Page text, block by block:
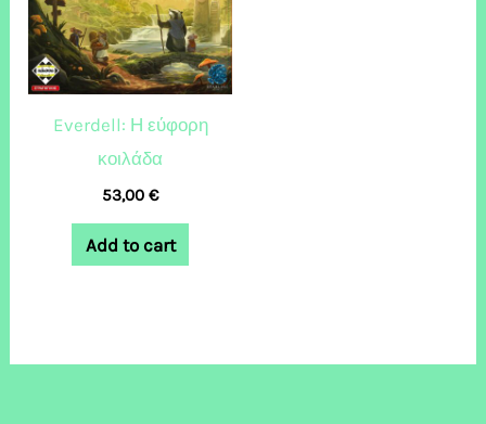
Everdell: Η εύφορη
κοιλάδα
53,00€
Add to cart